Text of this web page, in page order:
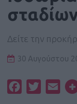
Δείτε την
30 Αυγούστου
FacebookTwitter